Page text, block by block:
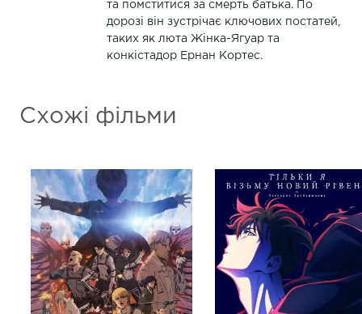
та помститися за смерть батька. По
дорозі він зустрічає ключових постатей,
таких як люта Жінка-Ягуар та
конкістадор Ернан Кортес.
Схожі фільми